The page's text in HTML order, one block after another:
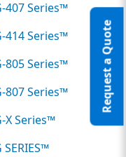
Request a Quote
407 Series™
414 Series™
805 Series™
807 Series™
X Series™
SERIES™